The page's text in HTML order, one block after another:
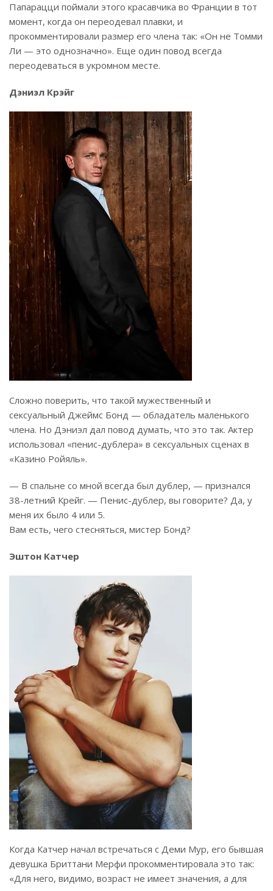
Папарацци поймали этого красавчика во Франции в тот
момент, когда он переодевал плавки, и
прокомментировали размер его члена так: «Он не Томми
Ли — это однозначно». Еще один повод всегда
переодеваться в укромном месте.
Дэниэл Крэйг
Сложно поверить, что такой мужественный и
сексуальный Джеймс Бонд — обладатель маленького
члена. Но Дэниэл дал повод думать, что это так. Актер
использовал «пенис-дублера» в сексуальных сценах в
«Казино Ройяль».
— В спальне со мной всегда был дублер, — признался
38-летний Крейг. — Пенис-дублер, вы говорите? Да, у
меня их было 4 или 5.
Вам есть, чего стесняться, мистер Бонд?
Эштон Катчер
Когда Катчер начал встречаться с Деми Мур, его бывшая
девушка Бриттани Мерфи прокомментировала это так:
«Для него, видимо, возраст не имеет значения, а для